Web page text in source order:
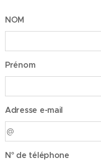
NOM
Prénom
Adresse e-mail
N° de téléphone